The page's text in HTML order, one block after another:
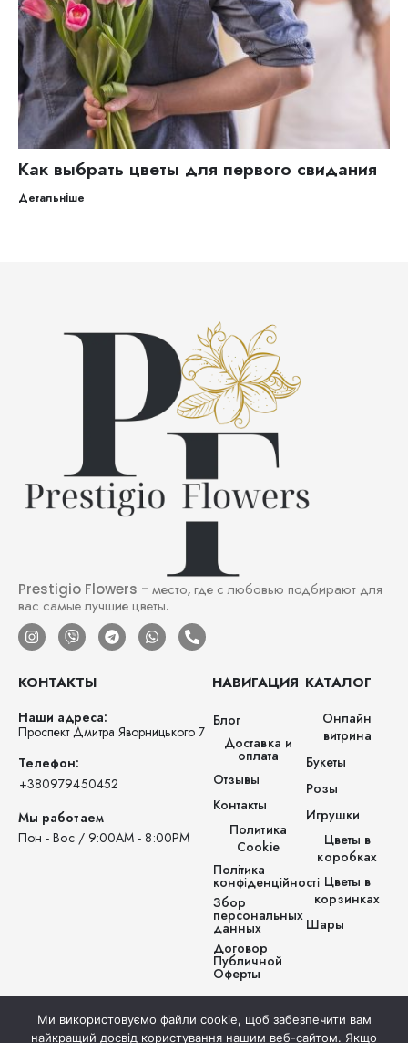
Как выбрать цветы для первого свидания
Детальніше
Prestigio Flowers - место, где с любовью подбирают для
вас самые лучшие цветы.
КОНТАКТЫ
Наши адреса:
Проспект Дмитра Яворницького 7
Телефон:
‪+380979450452‬
Мы работаем
Пон - Вос / 9:00AM - 8:00PM
НАВИГАЦИЯ
Блог
Доставка и
оплата
Отзывы
Контакты
Политика
Cookie
Політика
конфіденційності
Збор
персональных
данных
Договор
Публичной
Оферты
КАТАЛОГ
Онлайн
витрина
Букеты
Розы
Игрушки
Цветы в
коробках
Цветы в
корзинках
Шары
Ми використовуємо файли cookie, щоб забезпечити вам
найкращий досвід користування нашим веб-сайтом. Якщо